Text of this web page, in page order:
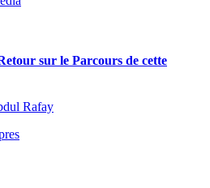
sur le Parcours de cette
Rafay